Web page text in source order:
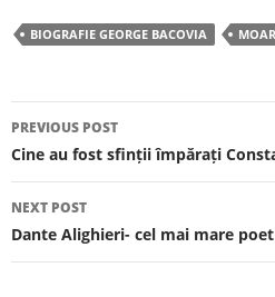
c
e
b
o
o
k
itt
er
ar
e
BIOGRAFIE GEORGE BACOVIA
Post navigation
PREVIOUS POST
Cine au fost sfinții împărați
NEXT POST
Dante Alighieri- cel mai mare